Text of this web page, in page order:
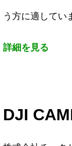
う方に適してい
詳細を見る
DJI